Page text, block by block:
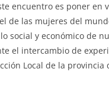
encuentro es poner en
de las mujeres del
social y económico de
el intercambio de
Local de la provincia